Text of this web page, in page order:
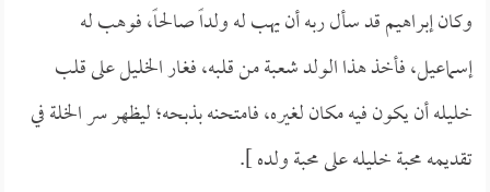
وكان إبراهيم قد سأل ربه أن يهب له ولداً صالحاً، فوهب له
إسماعيل، فأخذ هذا الولد شعبة من قلبه، فغار الخليل على قلب
خليله أن يكون فيه مكان لغيره، فامتحنه بذبحه؛ ليظهر سر الخلة في
تقديمه محبة خليله على محبة ولده ].